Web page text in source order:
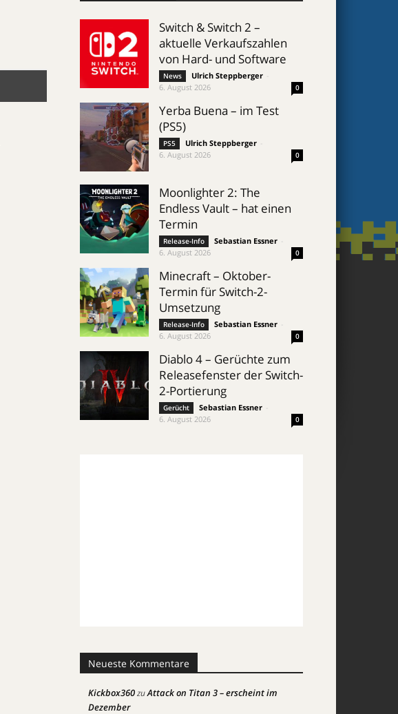
Switch & Switch 2 –
aktuelle Verkaufszahlen
von Hard- und Software
News Ulrich Steppberger
6. August 2026
0
Yerba Buena – im Test
(PS5)
PS5 Ulrich Steppberger
6. August 2026
0
Moonlighter 2: The
Endless Vault – hat einen
Termin
Release-Info Sebastian Essner
6. August 2026
0
Minecraft – Oktober-
Termin für Switch-2-
Umsetzung
Release-Info Sebastian Essner
6. August 2026
0
Diablo 4 – Gerüchte zum
Releasefenster der Switch-
2-Portierung
Gerücht Sebastian Essner
6. August 2026
0
Neueste Kommentare
Kickbox360zuAttack on Titan 3 – erscheint im
Dezember